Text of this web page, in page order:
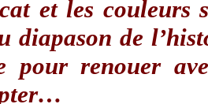
et les couleurs
diapason de
pour renouer